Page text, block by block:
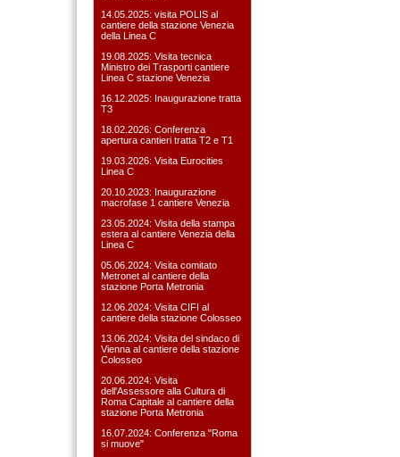
14.05.2025: visita POLIS al
cantiere della stazione Venezia
della Linea C
19.08.2025: Visita tecnica
Ministro dei Trasporti cantiere
Linea C stazione Venezia
16.12.2025: Inaugurazione tratta
T3
18.02.2026: Conferenza
apertura cantieri tratta T2 e T1
19.03.2026: Visita Eurocities
Linea C
20.10.2023: Inaugurazione
macrofase 1 cantiere Venezia
23.05.2024: Visita della stampa
estera al cantiere Venezia della
Linea C
05.06.2024: Visita comitato
Metronet al cantiere della
stazione Porta Metronia
12.06.2024: Visita CIFI al
cantiere della stazione Colosseo
13.06.2024: Visita del sindaco di
Vienna al cantiere della stazione
Colosseo
20.06.2024: Visita
dell'Assessore alla Cultura di
Roma Capitale al cantiere della
stazione Porta Metronia
16.07.2024: Conferenza "Roma
si muove"